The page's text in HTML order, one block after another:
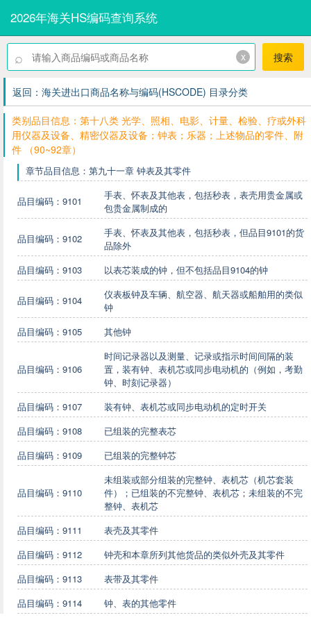
2026年海关HS编码查询系统
⌕ x 搜索
返回：海关进出口商品名称与编码(HSCODE) 目录分类
类别品目信息：第十八类 光学、照相、电影、计量、检验、疗或外科
用仪器及设备、精密仪器及设备；钟表；乐器；上述物品的零件、附
件 （90~92章）
章节品目信息：第九十一章 钟表及其零件
品目编码：9101
手表、怀表及其他表，包括秒表，表壳用贵金属或
包贵金属制成的
品目编码：9102
手表、怀表及其他表，包括秒表，但品目9101的货
品除外
品目编码：9103
以表芯装成的钟，但不包括品目9104的钟
品目编码：9104
仪表板钟及车辆、航空器、航天器或船舶用的类似
钟
品目编码：9105
其他钟
品目编码：9106
时间记录器以及测量、记录或指示时间间隔的装
置，装有钟、表机芯或同步电动机的（例如，考勤
钟、时刻记录器）
品目编码：9107
装有钟、表机芯或同步电动机的定时开关
品目编码：9108
已组装的完整表芯
品目编码：9109
已组装的完整钟芯
品目编码：9110
未组装或部分组装的完整钟、表机芯（机芯套装
件）；已组装的不完整钟、表机芯；未组装的不完
整钟、表机芯
品目编码：9111
表壳及其零件
品目编码：9112
钟壳和本章所列其他货品的类似外壳及其零件
品目编码：9113
表带及其零件
品目编码：9114
钟、表的其他零件